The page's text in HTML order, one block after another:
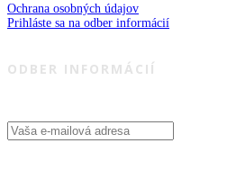
Ochrana osobných údajov
Prihláste sa na odber informácií
ODBER INFORMÁCIÍ